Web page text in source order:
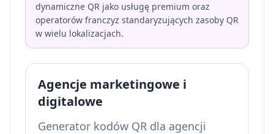
dynamiczne QR jako usługę premium oraz
operatorów franczyz standaryzujących zasoby QR
w wielu lokalizacjach.
Agencje marketingowe i
digitalowe
Generator kodów QR dla agencji